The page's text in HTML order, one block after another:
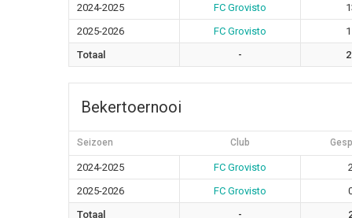
2024-2025 FC Grovisto
2025-2026
FC Grovisto
Totaal
-
Bekertoernooi
Seizoen Club
2024-2025 FC Grovisto 2
2025-2026
FC Grovisto
Totaal
-